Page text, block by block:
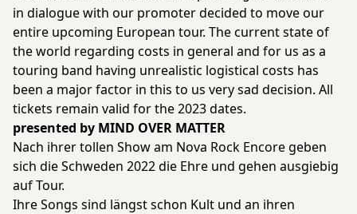
in dialogue with our promoter decided to move our
entire upcoming European tour. The current state of
the world regarding costs in general and for us as a
touring band having unrealistic logistical costs has
been a major factor in this to us very sad decision. All
tickets remain valid for the 2023 dates.
presented by MIND OVER MATTER
Nach ihrer tollen Show am Nova Rock Encore geben
sich die Schweden 2022 die Ehre und gehen ausgiebig
auf Tour.
Ihre Songs sind längst schon Kult und an ihren